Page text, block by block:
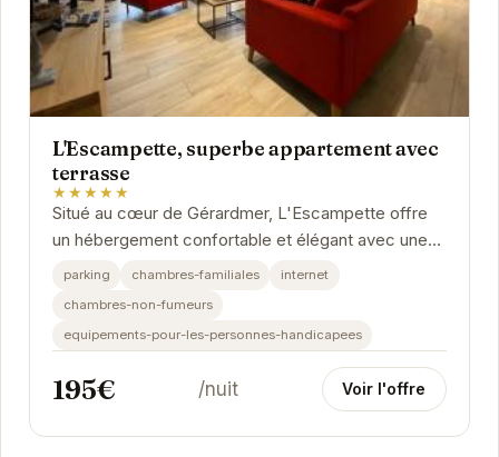
L'Escampette, superbe appartement avec
terrasse
★★★★★
Situé au cœur de Gérardmer, L'Escampette offre
un hébergement confortable et élégant avec une
magnifique terrasse. Idéal pour les familles et...
parking chambres-familiales
internet
chambres-non-fumeurs
equipements-pour-les-personnes-handicapees
195€ /nuit Voir l'offre